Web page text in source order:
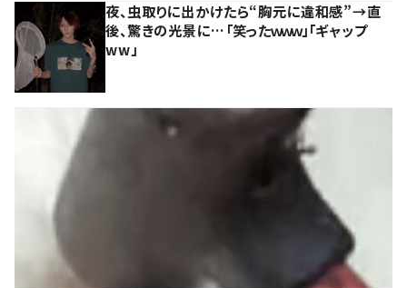
夜、虫取りに出かけたら“胸元に違和感”→直
後、驚きの光景に…「笑ったｗｗｗ」「ギャップ
ww」